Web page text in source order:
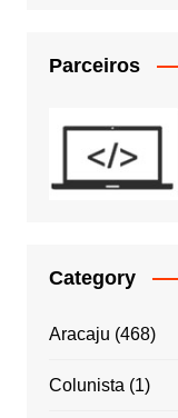
Parceiros
Category
Aracaju (468)
Colunista (1)